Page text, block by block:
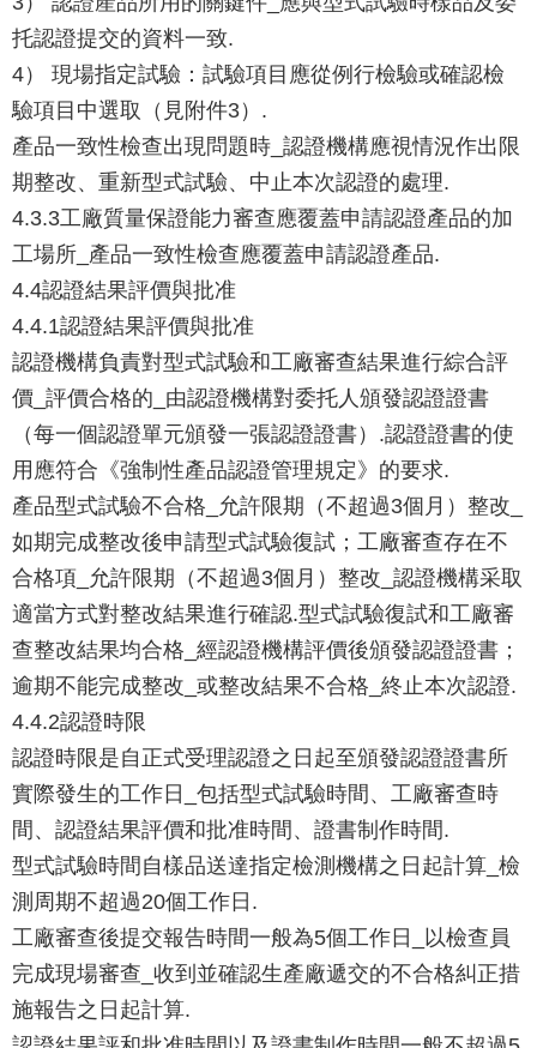
托認證提交的資料一致.
4） 現場指定試驗：試驗項目應從例行檢驗或確認檢
驗項目中選取（見附件3）.
產品一致性檢查出現問題時_認證機構應視情況作出限
期整改、重新型式試驗、中止本次認證的處理.
4.3.3工廠質量保證能力審查應覆蓋申請認證產品的加
工場所_產品一致性檢查應覆蓋申請認證產品.
4.4認證結果評價與批准
4.4.1認證結果評價與批准
認證機構負責對型式試驗和工廠審查結果進行綜合評
價_評價合格的_由認證機構對委托人頒發認證證書
（每一個認證單元頒發一張認證證書）.認證證書的使
用應符合《強制性產品認證管理規定》的要求.
產品型式試驗不合格_允許限期（不超過3個月）整改_
如期完成整改後申請型式試驗復試；工廠審查存在不
合格項_允許限期（不超過3個月）整改_認證機構采取
適當方式對整改結果進行確認.型式試驗復試和工廠審
查整改結果均合格_經認證機構評價後頒發認證證書；
逾期不能完成整改_或整改結果不合格_終止本次認證.
4.4.2認證時限
認證時限是自正式受理認證之日起至頒發認證證書所
實際發生的工作日_包括型式試驗時間、工廠審查時
間、認證結果評價和批准時間、證書制作時間.
型式試驗時間自樣品送達指定檢測機構之日起計算_檢
測周期不超過20個工作日.
工廠審查後提交報告時間一般為5個工作日_以檢查員
完成現場審查_收到並確認生產廠遞交的不合格糾正措
施報告之日起計算.